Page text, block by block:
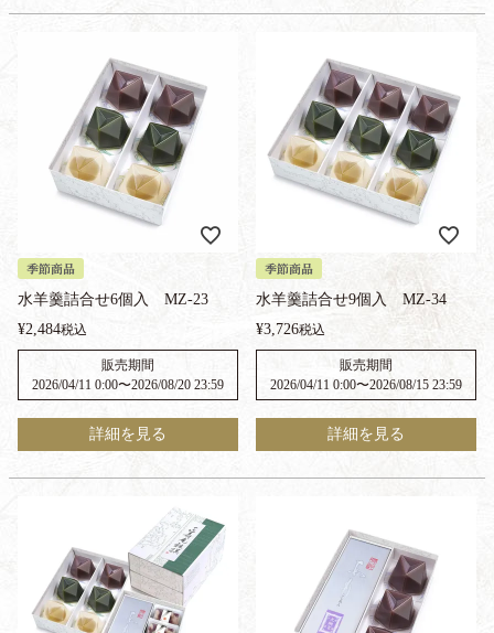
季節商品
水羊羹詰合せ6個入 MZ-23
¥2,484税込
販売期間
2026/04/11 0:00〜2026/08/20 23:59
詳細を見る
季節商品
水羊羹詰合せ9個入 MZ-34
¥3,726税込
販売期間
2026/04/11 0:00〜2026/08/15 23:59
詳細を見る